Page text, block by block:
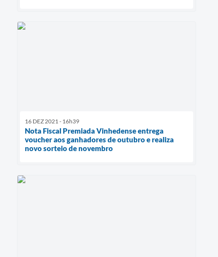
16 DEZ 2021 - 16h39
Nota Fiscal Premiada Vinhedense entrega
voucher aos ganhadores de outubro e realiza
novo sorteio de novembro